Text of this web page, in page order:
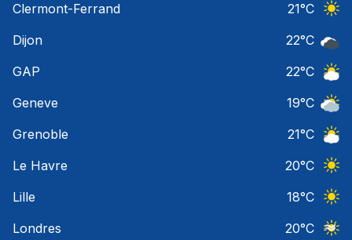
Clermont-Ferrand
21°C
Dijon
22°C
GAP
22°C
Geneve
19°C
Grenoble
21°C
Le Havre
20°C
Lille
18°C
Londres
20°C